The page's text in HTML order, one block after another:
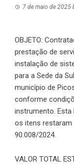
7 de maio de 2025
OBJETO:
prestação de
instalação de
para a Sede da
município de
conforme
instrumento. Esta
os itens restaram
90.008/2024.
VALOR TOTAL